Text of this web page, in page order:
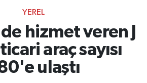
YEREL
hizmet veren J
araç sayısı
ulaştı